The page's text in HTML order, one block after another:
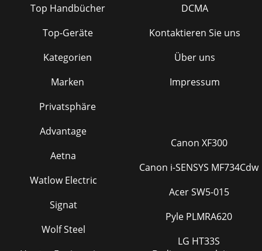
Top Handbücher
Top-Geräte
Kategorien
Marken
Privatsphäre
DCMA
Kontaktieren Sie uns
Über uns
Impressum
Advantage
Aetna
Watlow Electric
Signat
Wolf Steel
Canon XF300
Canon i-SENSYS MF734Cdw
Acer SW5-015
Pyle PLMRA620
LG HT33S